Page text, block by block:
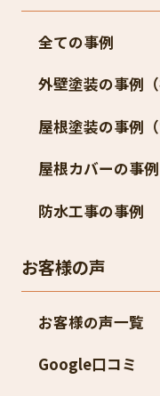
全ての事例
外壁塗装の事例（
屋根塗装の事例（
屋根カバーの事例
防水工事の事例
お客様の声
お客様の声一覧
Google口コミ​